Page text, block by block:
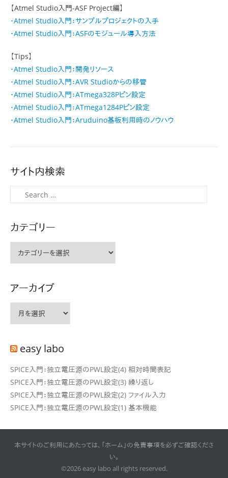
【Atmel Studio入門-ASF Project編】
・Atmel Studio入門：サンプルプロジェクトの入手
・Atmel Studio入門：ASFのモジュール導入方法
【Tips】
・Atmel Studio入門：開発リソース
・Atmel Studio入門：AVR Studioからの移管
・Atmel Studio入門：ATmega328Pピン設定
・Atmel Studio入門：ATmega1284Pピン設定
・Atmel Studio入門：Aruduino基板利用時のノウハウ
サイト内検索
索
カテゴリー
リ
アーカイブ
イ easy labo
SPICE入門：独立電圧源のPWL設定(4) 相対時間表記
SPICE入門：独立電圧源のPWL設定(3) 繰り返し
SPICE入門：独立電圧源のPWL設定(2) ファイル入力
SPICE入門：独立電圧源のPWL設定(1) 基本機能
本サイトのご利用にあたっては、「ホーム」の免責事項を必ずご確認くださ
い。
©2026 easy labo all rights reserved.